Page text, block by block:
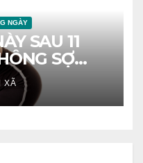
NGÀY
SAU 11
SỢ
XÃ